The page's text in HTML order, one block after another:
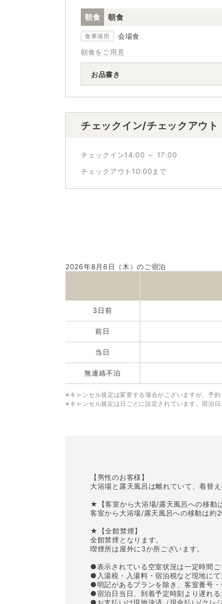
朝食 朝食
食事場所
会場食
朝食をご用意
お品書き
チェックイン/チェックアウト
チェックイン14:00 ～ 17:00
チェックアウト10:00まで
2026年8月6日（木）のご宿泊
3日前
前日
当日
無連絡不泊
※キャンセル規定は変更する場合がございますが、予
※キャンセル規定は日ごとに設定されています。宿泊
【男性のお客様】
大浴場と露天風呂は離れていて、着替
★【客室から大浴場/露天風呂への移動
客室から大浴場/露天風呂への移動は約
★【全館禁煙】
全館禁煙となります。
喫煙所は屋外に3か所ございます。
●表示されている空室状況は一定時間
●入湯税・入湯料・宿泊税など現地に
●明記があるプランを除き、客室番号
●宿泊日当日、到着予定時刻より遅れ